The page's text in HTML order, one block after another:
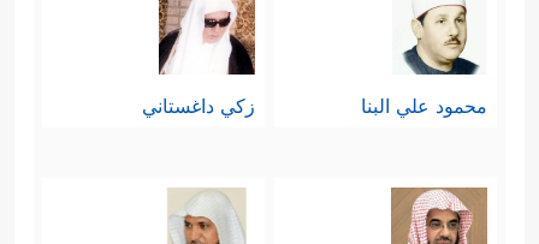
محمود علي البنا زكي داغستاني